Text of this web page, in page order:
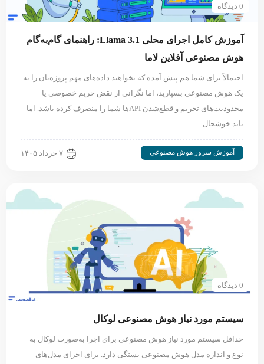
0 دیدگاه
آموزش کامل اجرای محلی Llama 3.1: راهنمای گام‌به‌گام
هوش مصنوعی آفلاین لاما
احتمالاً برای شما هم پیش آمده که بخواهید داده‌های مهم پروژه‌تان را به
یک هوش مصنوعی بسپارید، اما نگرانی از نقض حریم خصوصی یا
محدودیت‌های تحریم و قطع‌شدن APIها شما را منصرف کرده باشد. اما
باید خوشحال…
آموزش سرور هوش مصنوعی ۷ خرداد ۱۴۰۵
0 دیدگاه
سیستم مورد نیاز هوش مصنوعی لوکال
حداقل سیستم مورد نیاز هوش مصنوعی برای اجرا به‌صورت لوکال به
نوع و اندازه مدل هوش مصنوعی بستگی دارد. برای اجرای مدل‌های